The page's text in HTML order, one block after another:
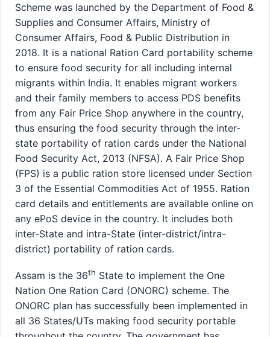
Scheme was launched by the Department of Food &
Supplies and Consumer Affairs, Ministry of
Consumer Affairs, Food & Public Distribution in
2018. It is a national Ration Card portability scheme
to ensure food security for all including internal
migrants within India. It enables migrant workers
and their family members to access PDS benefits
from any Fair Price Shop anywhere in the country,
thus ensuring the food security through the inter-
state portability of ration cards under the National
Food Security Act, 2013 (NFSA). A Fair Price Shop
(FPS) is a public ration store licensed under Section
3 of the Essential Commodities Act of 1955. Ration
card details and entitlements are available online on
any ePoS device in the country. It includes both
inter-State and intra-State (inter-district/intra-
district) portability of ration cards.
Assam is the 36th State to implement the One
Nation One Ration Card (ONORC) scheme. The
ONORC plan has successfully been implemented in
all 36 States/UTs making food security portable